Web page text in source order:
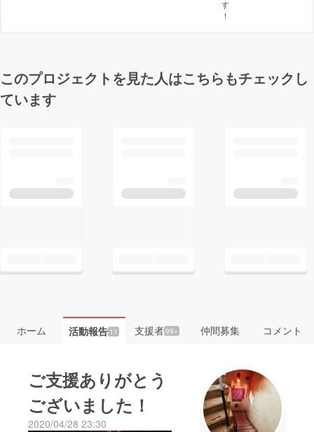
す
！
このプロジェクトを見た人はこちらもチェックし
ています
ホーム 活動報告11 支援者99+ 仲間募集 コメント
ご支援ありがとう
ございました！
2020/04/28 23:30